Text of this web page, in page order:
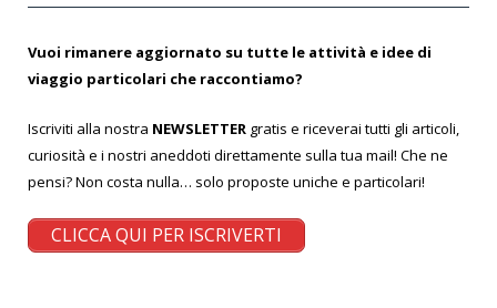
Vuoi rimanere aggiornato su tutte le attività e idee di
viaggio particolari che raccontiamo?
Iscriviti alla nostra NEWSLETTER gratis e riceverai tutti gli articoli,
curiosità e i nostri aneddoti direttamente sulla tua mail! Che ne
pensi? Non costa nulla… solo proposte uniche e particolari!
CLICCA QUI PER ISCRIVERTI